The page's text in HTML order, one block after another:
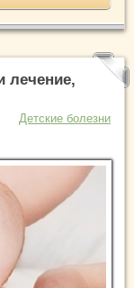
лечение,
Детские болезни